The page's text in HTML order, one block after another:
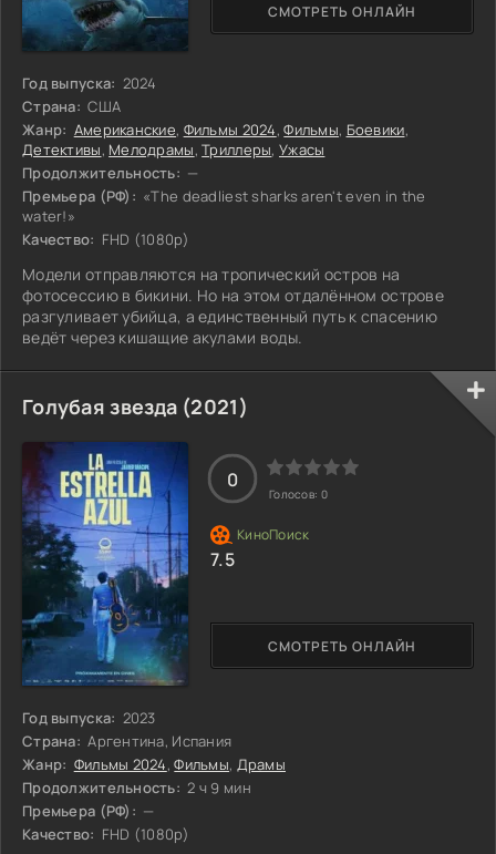
Год выпуска: 2024
Страна: США
Жанр: Американские, Фильмы 2024,Фильмы, Боевики,
Детективы, Мелодрамы,Триллеры, Ужасы
Продолжительность: —
Премьера (РФ): «The deadliest sharks aren't even in the
water!»
Качество: FHD (1080p)
Модели отправляются на тропический остров на
фотосессию в бикини. Но на этом отдалённом острове
разгуливает убийца, а единственный путь к спасению
ведёт через кишащие акулами воды.
СМОТРЕТЬ ОНЛАЙН
Голубая звезда (2021)
Год выпуска: 2023
Страна: Аргентина, Испания
Жанр: Фильмы 2024,Фильмы, Драмы
Продолжительность: 2 ч 9 мин
Премьера (РФ): —
Качество: FHD (1080p)
СМОТРЕТЬ ОНЛАЙН
0
Голосов: 0
7.5